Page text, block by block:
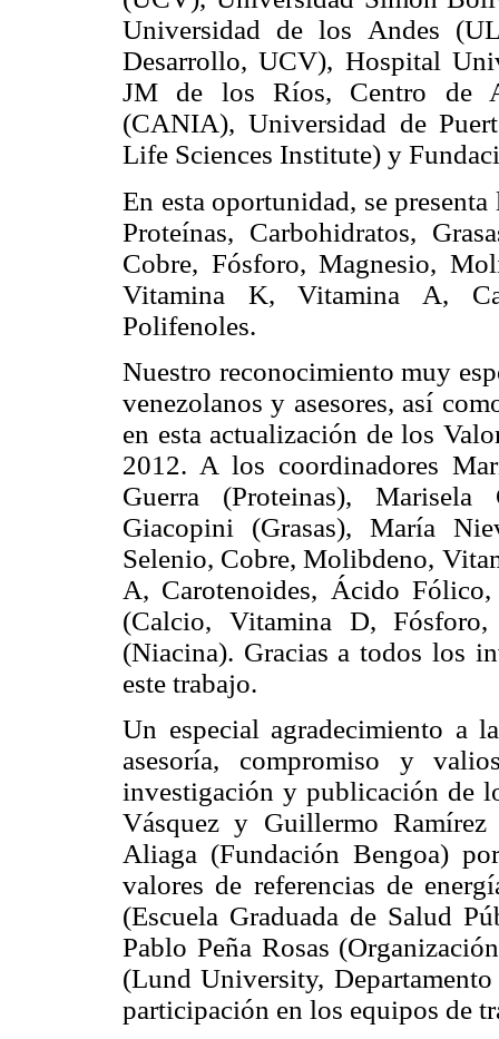
Universidad de los Andes
Desarrollo, UCV), Hospital
JM de los Ríos, Centro de
(CANIA), Universidad de
Life Sciences Institute) y
En esta oportunidad, se
Proteínas, Carbohidratos,
Cobre, Fósforo, Magnesio,
Vitamina K, Vitamina A,
Polifenoles.
Nuestro reconocimiento muy
venezolanos y asesores, así
en esta actualización de los
2012. A los coordinadores
Guerra (Proteinas),
Giacopini (Grasas), María
Selenio, Cobre, Molibdeno,
A, Carotenoides, Ácido
(Calcio, Vitamina D,
(Niacina). Gracias a todos los
este trabajo.
Un especial agradecimiento a
asesoría, compromiso y
investigación y publicación de
Vásquez y Guillermo
Aliaga (Fundación Bengoa)
valores de referencias de
(Escuela Graduada de Salud
Pablo Peña Rosas
(Lund University,
participación en los equipos de